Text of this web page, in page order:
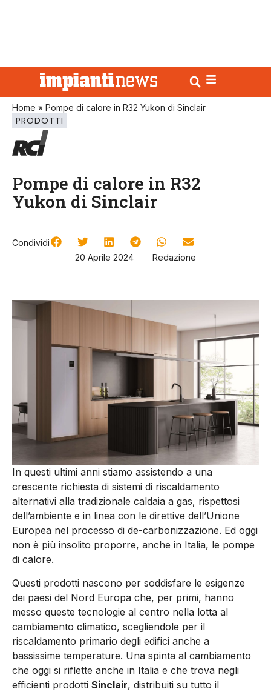
Home » Pompe di calore in R32 Yukon di Sinclair
PRODOTTI
Pompe di calore in R32
Yukon di Sinclair
Condividi
20 Aprile 2024
Redazione
In questi ultimi anni stiamo assistendo a una
crescente richiesta di sistemi di riscaldamento
alternativi alla tradizionale caldaia a gas, rispettosi
dell’ambiente e in linea con le direttive dell’Unione
Europea nel processo di de-carbonizzazione. Ed oggi
non è più insolito proporre, anche in Italia, le pompe
di calore.
Questi prodotti nascono per soddisfare le esigenze
dei paesi del Nord Europa che, per primi, hanno
messo queste tecnologie al centro nella lotta al
cambiamento climatico, scegliendole per il
riscaldamento primario degli edifici anche a
bassissime temperature. Una spinta al cambiamento
che oggi si riflette anche in Italia e che trova negli
efficienti prodotti Sinclair, distribuiti su tutto il